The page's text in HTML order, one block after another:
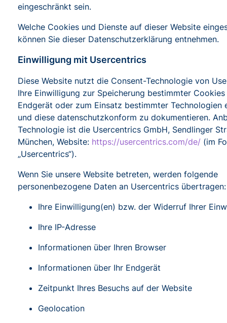
eingeschränkt sein.
Welche Cookies und Dienste auf dieser Website
können Sie dieser Datenschutzerklärung entnehmen.
Einwilligung mit Usercentrics
Diese Website nutzt die Consent-Technologie von
Ihre Einwilligung zur Speicherung bestimmter
Endgerät oder zum Einsatz bestimmter Technologien
und diese datenschutzkonform zu dokumentieren.
Technologie ist die Usercentrics GmbH, Sendlinger
München, Website: https://usercentrics.com/de/(im
„Usercentrics“).
Wenn Sie unsere Website betreten, werden folgende
personenbezogene Daten an Usercentrics übertragen:
Ihre Einwilligung(en) bzw. der Widerruf Ihrer
Ihre IP-Adresse
Informationen über Ihren Browser
Informationen über Ihr Endgerät
Zeitpunkt Ihres Besuchs auf der Website
Geolocation